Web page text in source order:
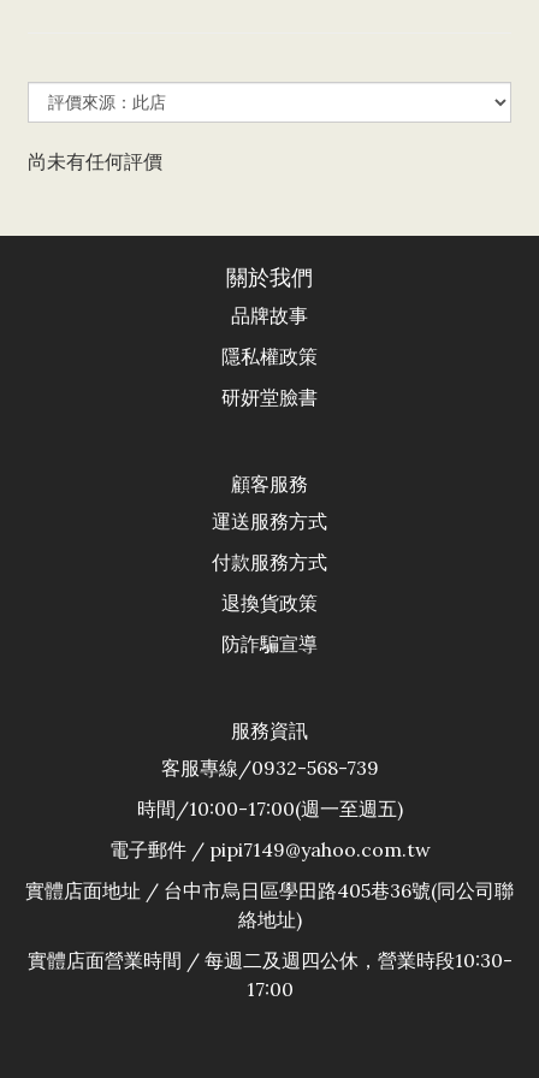
尚未有任何評價
關於我們
品牌故事
隱私權政策
研妍堂臉書
顧客服務
運送服務方式
付款服務方式
退換貨政策
防詐騙宣導
服務資訊
客服專線/0932-568-739
時間/10:00-17:00(週一至週五)
電子郵件 / pipi7149@yahoo.com.tw
實體店面地址 / 台中市烏日區學田路405巷36號(同公司聯
絡地址)
實體店面營業時間 / 每週二及週四公休，營業時段10:30-
17:00